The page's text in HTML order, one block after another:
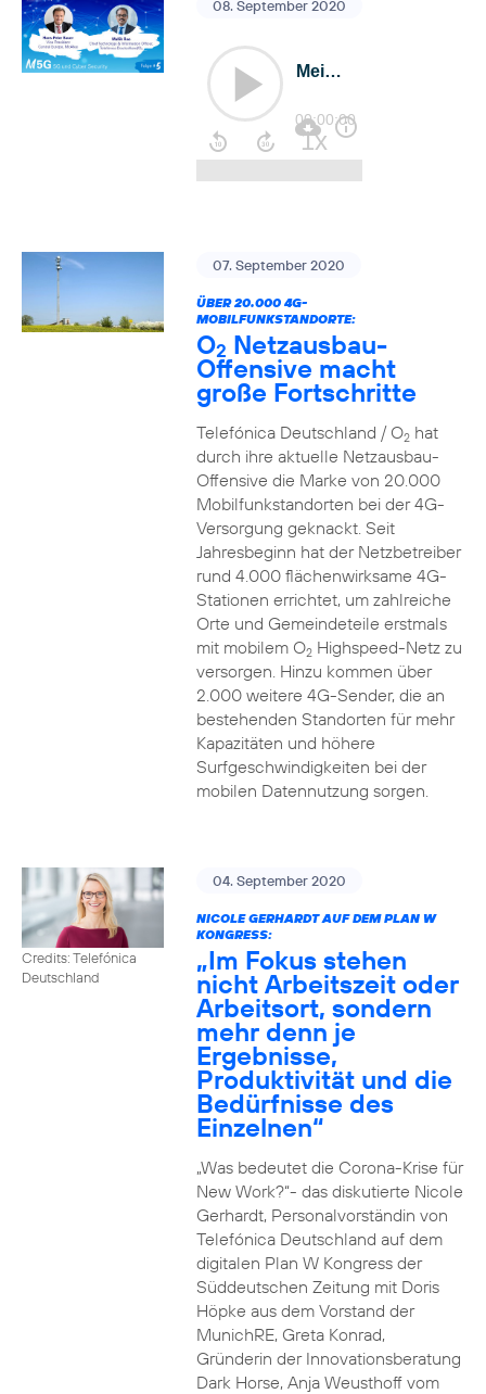
08. September 2020
07. September 2020
ÜBER 20.000 4G-
MOBILFUNKSTANDORTE:
O2 Netzausbau-
Offensive macht
große Fortschritte
Telefónica Deutschland / O2hat
durch ihre aktuelle Netzausbau-
Offensive die Marke von 20.000
Mobilfunkstandorten bei der 4G-
Versorgung geknackt. Seit
Jahresbeginn hat der Netzbetreiber
rund 4.000 flächenwirksame 4G-
Stationen errichtet, um zahlreiche
Orte und Gemeindeteile erstmals
mit mobilem O2Highspeed-Netz zu
versorgen. Hinzu kommen über
2.000 weitere 4G-Sender, die an
bestehenden Standorten für mehr
Kapazitäten und höhere
Surfgeschwindigkeiten bei der
mobilen Datennutzung sorgen.
Credits: Telefónica
Deutschland
04. September 2020
NICOLE GERHARDT AUF DEM PLAN W
KONGRESS:
„Im Fokus stehen
nicht Arbeitszeit oder
Arbeitsort, sondern
mehr denn je
Ergebnisse,
Produktivität und die
Bedürfnisse des
Einzelnen“
„Was bedeutet die Corona-Krise für
New Work?“- das diskutierte Nicole
Gerhardt, Personalvorständin von
Telefónica Deutschland auf dem
digitalen Plan W Kongress der
Süddeutschen Zeitung mit Doris
Höpke aus dem Vorstand der
MunichRE, Greta Konrad,
Gründerin der Innovationsberatung
Dark Horse, Anja Weusthoff vom